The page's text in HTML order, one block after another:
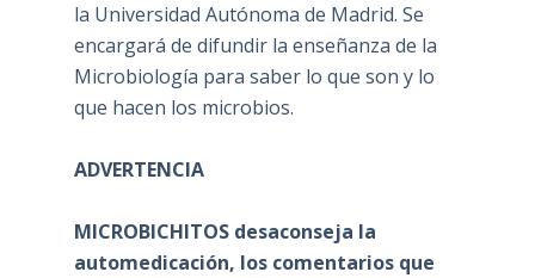
la Universidad Autónoma de Madrid. Se
encargará de difundir la enseñanza de la
Microbiología para saber lo que son y lo
que hacen los microbios.
ADVERTENCIA
MICROBICHITOS desaconseja la
automedicación, los comentarios que